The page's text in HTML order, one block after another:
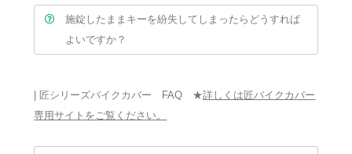
施錠したままキーを紛失してしまったらどうすれば
よいですか？
| 匠シリーズバイクカバー FAQ ★詳しくは匠バイクカバー
専用サイトをご覧ください。